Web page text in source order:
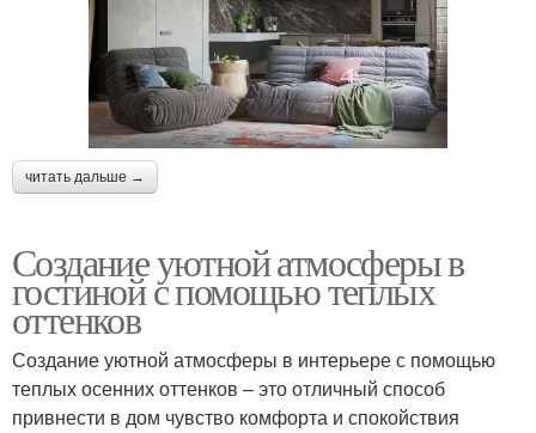
читать дальше →
Создание уютной атмосферы в
гостиной с помощью теплых
оттенков
Создание уютной атмосферы в интерьере с помощью
теплых осенних оттенков – это отличный способ
привнести в дом чувство комфорта и спокойствия